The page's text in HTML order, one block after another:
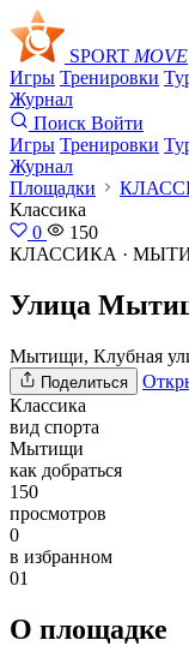
SPORT MOVE
Игры Тренировки
Журнал
Поиск Войти
Игры Тренировки
Журнал
Площадки
Классика
0
150
КЛАССИКА ·
Улица
Мытищи, Клубная
Поделиться
Классика
вид спорта
Мытищи
как добраться
150
просмотров
0
в избранном
01
О площадке